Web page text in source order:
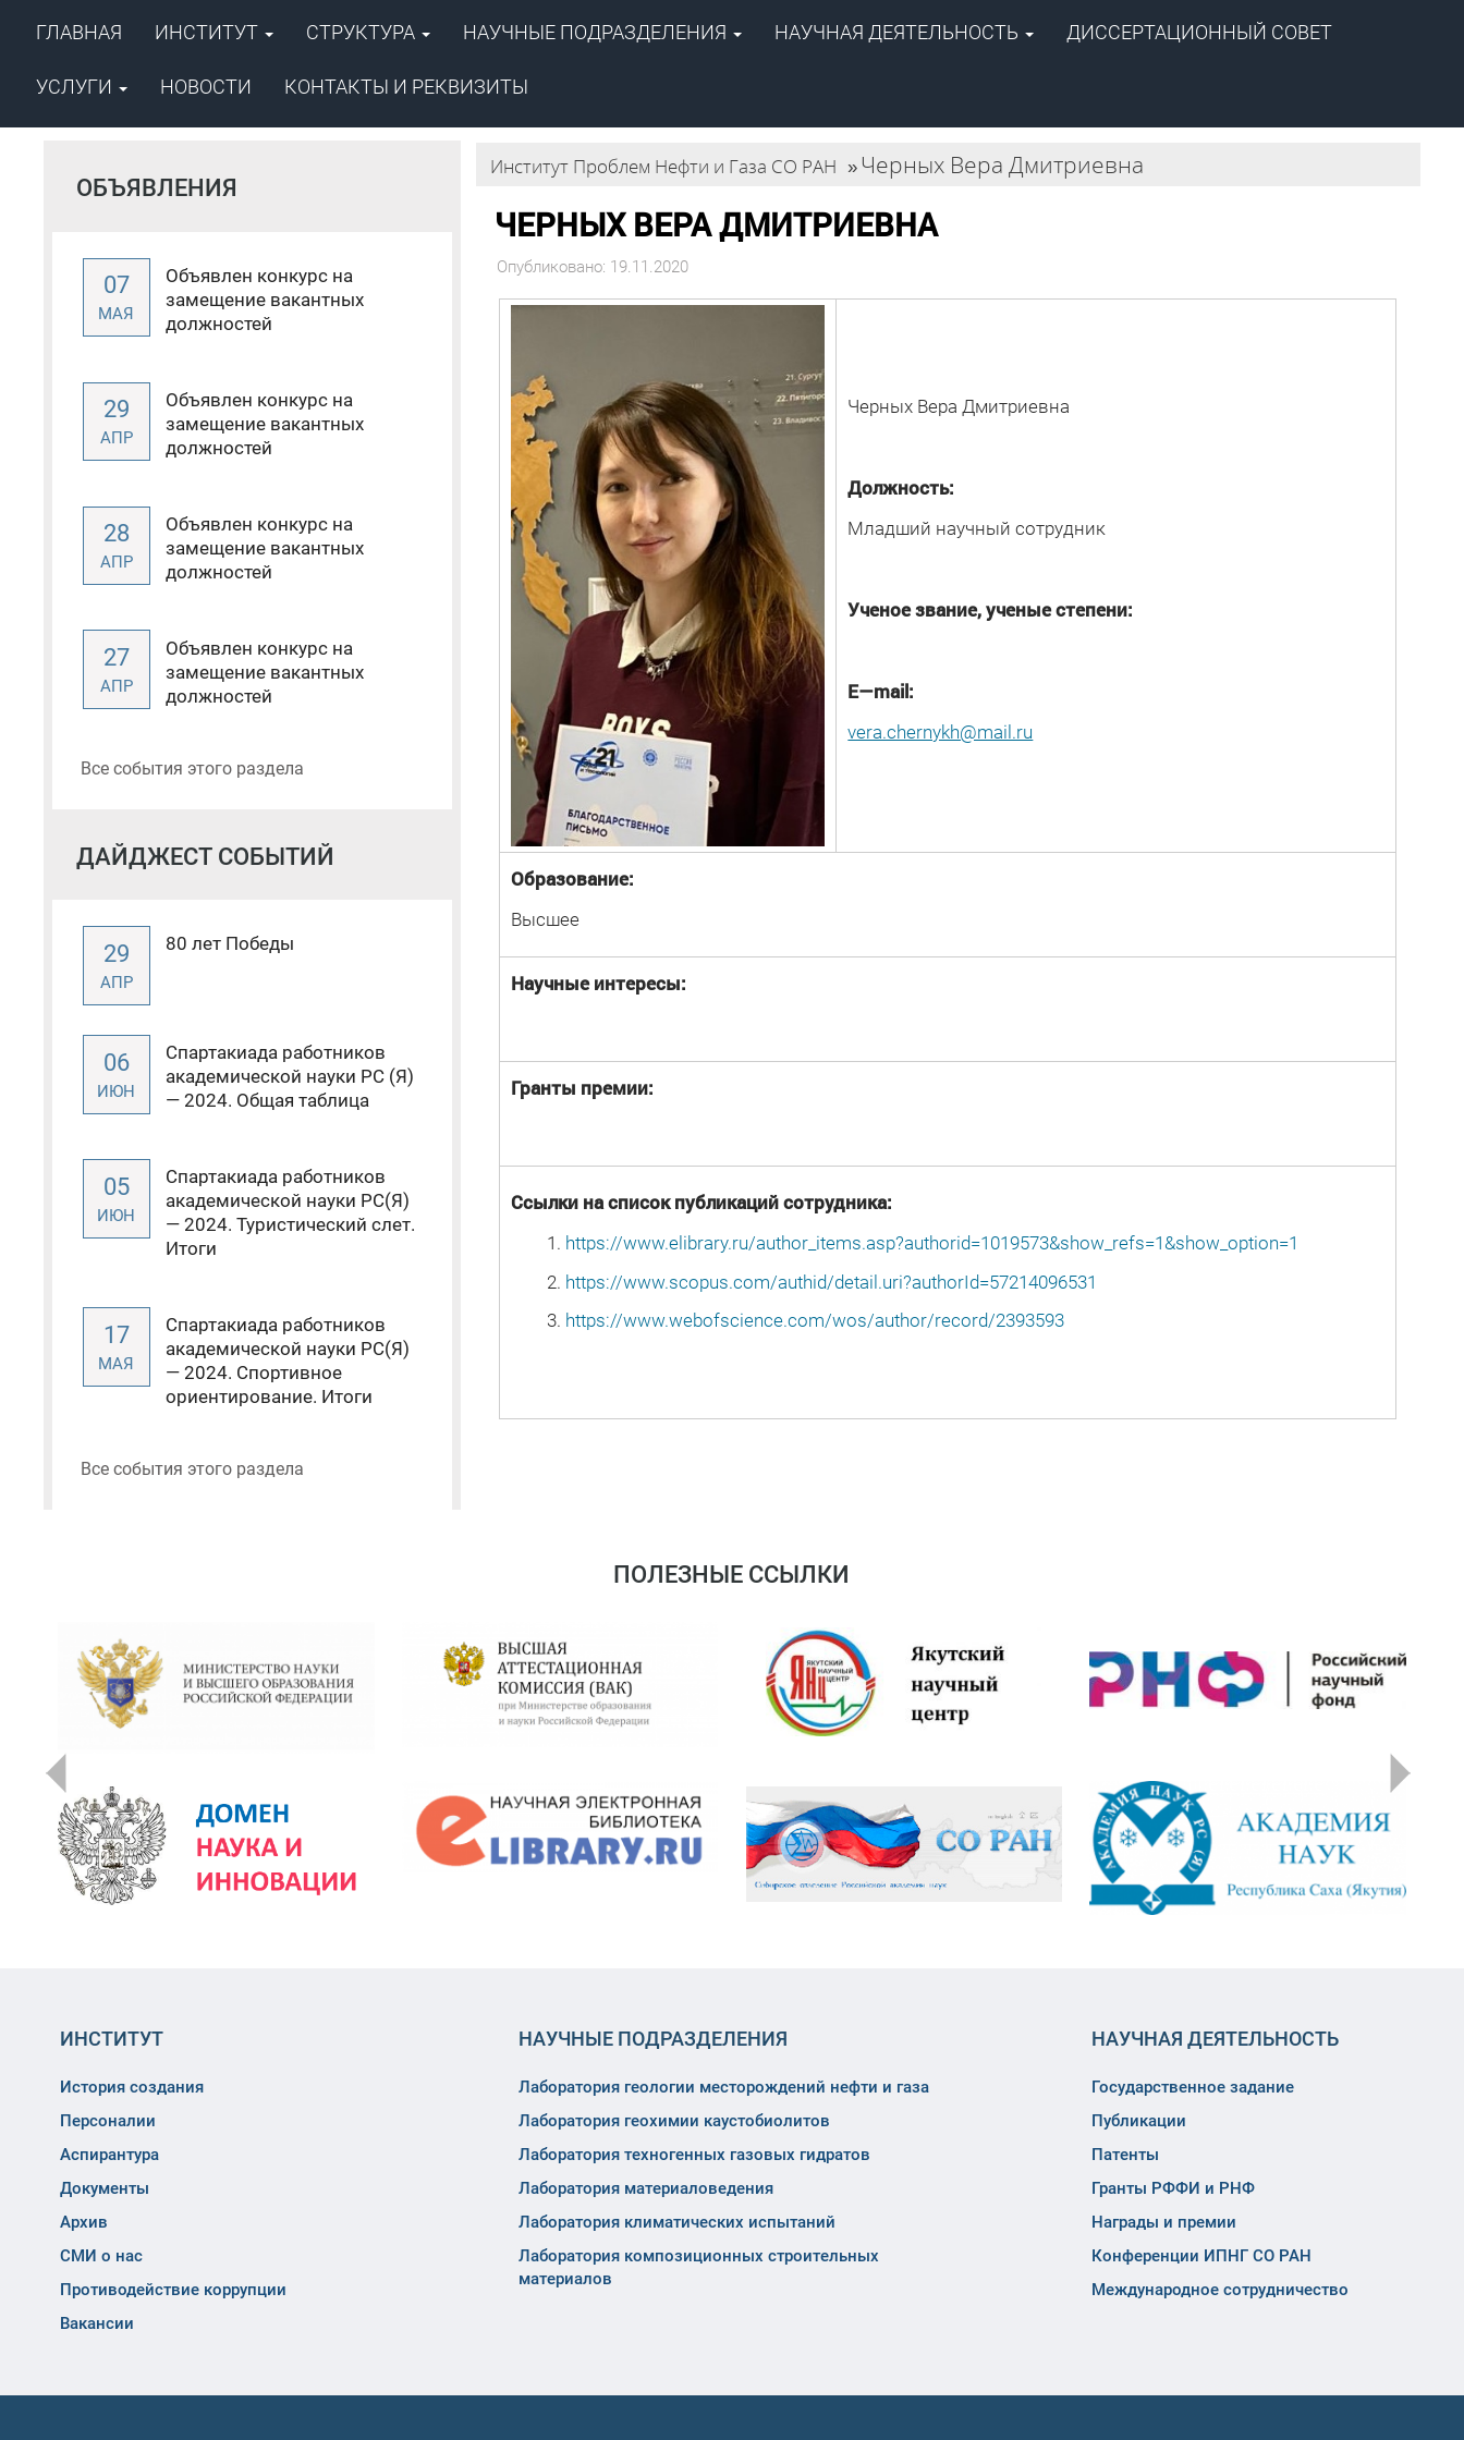
ФГБУН ФИЦ «Якутский научный центр
Институт проблем нефти и газа СО РАН
+7 (4112) 39-06-20
ГЛАВНАЯ ИНСТИТУТ СТРУКТУРА НАУЧНЫЕ ПОДРАЗДЕЛЕНИЯ НАУЧНАЯ ДЕЯТЕЛЬНОСТЬ ДИССЕРТАЦИОННЫЙ СОВЕТ
УСЛУГИ НОВОСТИ КОНТАКТЫ И РЕКВИЗИТЫ
Институт Проблем Нефти и Газа СО РАН »Черных Вера Дмитриевна
ЧЕРНЫХ ВЕРА ДМИТРИЕВНА
Опубликовано: 19.11.2020
Черных Вера Дмитриевна
Должность:
Младший научный сотрудник
Ученое звание, ученые степени:
E—mail:
vera.chernykh@mail.ru
Образование:
Высшее
Научные интересы:
Гранты премии:
Ссылки на список публикаций сотрудника:
https://www.elibrary.ru/author_items.asp?authorid=1019573&show_refs=1&show_option=1
https://www.scopus.com/authid/detail.uri?authorId=57214096531
https://www.webofscience.com/wos/author/record/2393593
ОБЪЯВЛЕНИЯ
07
МАЯ
Объявлен конкурс на
замещение вакантных
должностей
29
АПР
Объявлен конкурс на
замещение вакантных
должностей
28
АПР
Объявлен конкурс на
замещение вакантных
должностей
27
АПР
Объявлен конкурс на
замещение вакантных
должностей
Все события этого раздела
ДАЙДЖЕСТ СОБЫТИЙ
29
АПР
80 лет Победы
06
ИЮН
Спартакиада работников
академической науки РС (Я)
— 2024. Общая таблица
05
ИЮН
Спартакиада работников
академической науки РС(Я)
— 2024. Туристический слет.
Итоги
17
МАЯ
Спартакиада работников
академической науки РС(Я)
— 2024. Спортивное
ориентирование. Итоги
Все события этого раздела
ПОЛЕЗНЫЕ ССЫЛКИ
ИНСТИТУТ
История создания
Персоналии
Аспирантура
Документы
Архив
СМИ о нас
Противодействие коррупции
Вакансии
НАУЧНЫЕ ПОДРАЗДЕЛЕНИЯ
Лаборатория геологии месторождений нефти и газа
Лаборатория геохимии каустобиолитов
Лаборатория техногенных газовых гидратов
Лаборатория материаловедения
Лаборатория климатических испытаний
Лаборатория композиционных строительных
материалов
НАУЧНАЯ ДЕЯТЕЛЬНОСТЬ
Государственное задание
Публикации
Патенты
Гранты РФФИ и РНФ
Награды и премии
Конференции ИПНГ СО РАН
Международное сотрудничество